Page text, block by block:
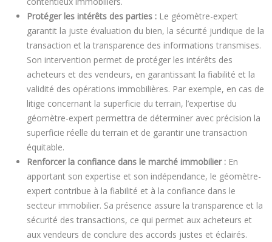
Protéger les intérêts des parties : Le géomètre-expert
garantit la juste évaluation du bien, la sécurité juridique de la
transaction et la transparence des informations transmises.
Son intervention permet de protéger les intérêts des
acheteurs et des vendeurs, en garantissant la fiabilité et la
validité des opérations immobilières. Par exemple, en cas de
litige concernant la superficie du terrain, l’expertise du
géomètre-expert permettra de déterminer avec précision la
superficie réelle du terrain et de garantir une transaction
équitable.
Renforcer la confiance dans le marché immobilier : En
apportant son expertise et son indépendance, le géomètre-
expert contribue à la fiabilité et à la confiance dans le
secteur immobilier. Sa présence assure la transparence et la
sécurité des transactions, ce qui permet aux acheteurs et
aux vendeurs de conclure des accords justes et éclairés.